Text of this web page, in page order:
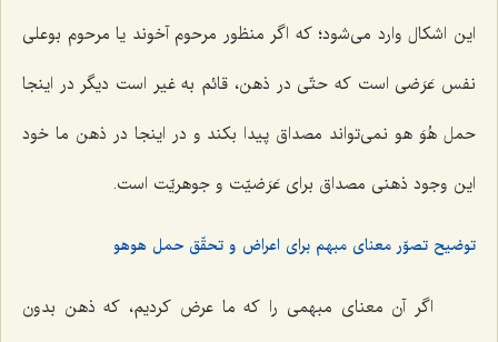
این اشکال وارد مى‌شود؛ که اگر منظور مرحوم آخوند یا مرحوم بوعلى
نفس عَرَضى است که حتّى در ذهن، قائم به غیر است دیگر در اینجا
حمل هُوَ هو نمى‌تواند مصداق پیدا بکند و در اینجا در ذهن ما خود
این وجود ذهنى مصداق براى عَرَضیّت و جوهریّت است.
توضیح تصوّر معنای مبهم برای اعراض و تحقّق حمل هوهو
اگر آن معناى مبهمى را که ما عرض کردیم، که ذهن بدون